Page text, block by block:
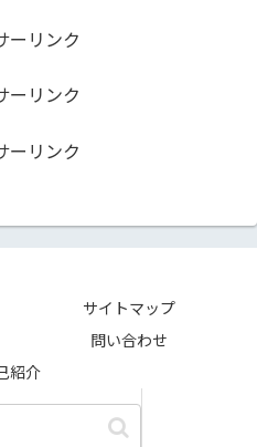
ーリンク
ーリンク
ーリンク
サイトマップ
問い合わせ
紹介